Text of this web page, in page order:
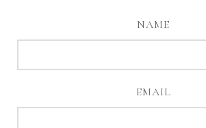
NAME
EMAIL